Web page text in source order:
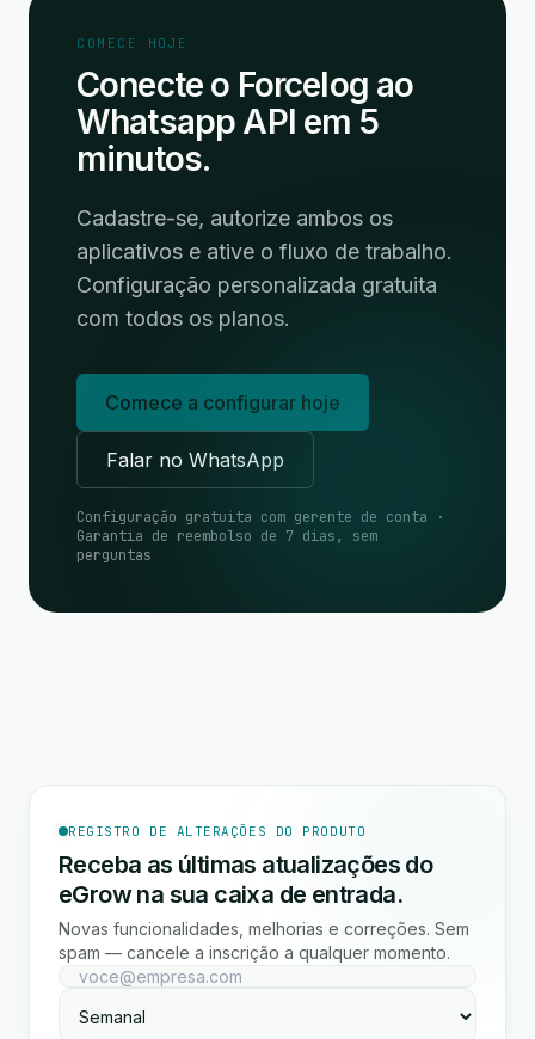
COMECE HOJE
Conecte o Forcelog ao
Whatsapp API em 5
minutos.
Cadastre-se, autorize ambos os
aplicativos e ative o fluxo de trabalho.
Configuração personalizada gratuita
com todos os planos.
Comece a configurar hoje
Falar no WhatsApp
Configuração gratuita com gerente de conta ·
Garantia de reembolso de 7 dias, sem
perguntas
REGISTRO DE ALTERAÇÕES DO PRODUTO
Receba as últimas atualizações do
eGrow na sua caixa de entrada.
Novas funcionalidades, melhorias e correções. Sem
spam — cancele a inscrição a qualquer momento.